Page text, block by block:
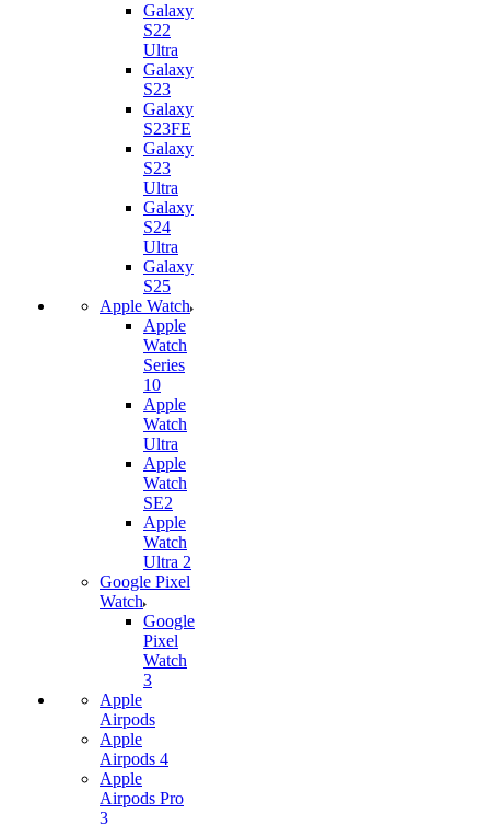
Galaxy
S22
Ultra
Galaxy
S23
Galaxy
S23FE
Galaxy
S23
Ultra
Galaxy
S24
Ultra
Galaxy
S25
Apple Watch
Apple
Watch
Series
10
Apple
Watch
Ultra
Apple
Watch
SE2
Apple
Watch
Ultra 2
Google Pixel
Watch
Google
Pixel
Watch
3
Apple
Airpods
Apple
Airpods 4
Apple
Airpods Pro
3